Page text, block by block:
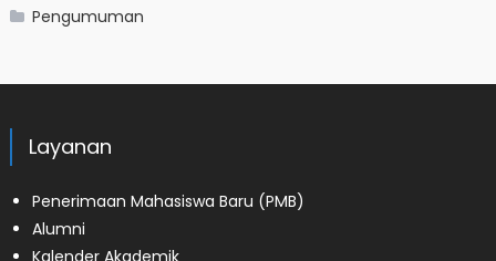
Pengumuman
Layanan
Penerimaan Mahasiswa Baru (PMB)
Alumni